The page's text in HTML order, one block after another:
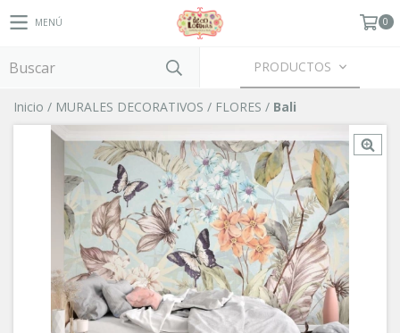
MENÚ 0
PRODUCTOS
Inicio / MURALES DECORATIVOS / FLORES / Bali